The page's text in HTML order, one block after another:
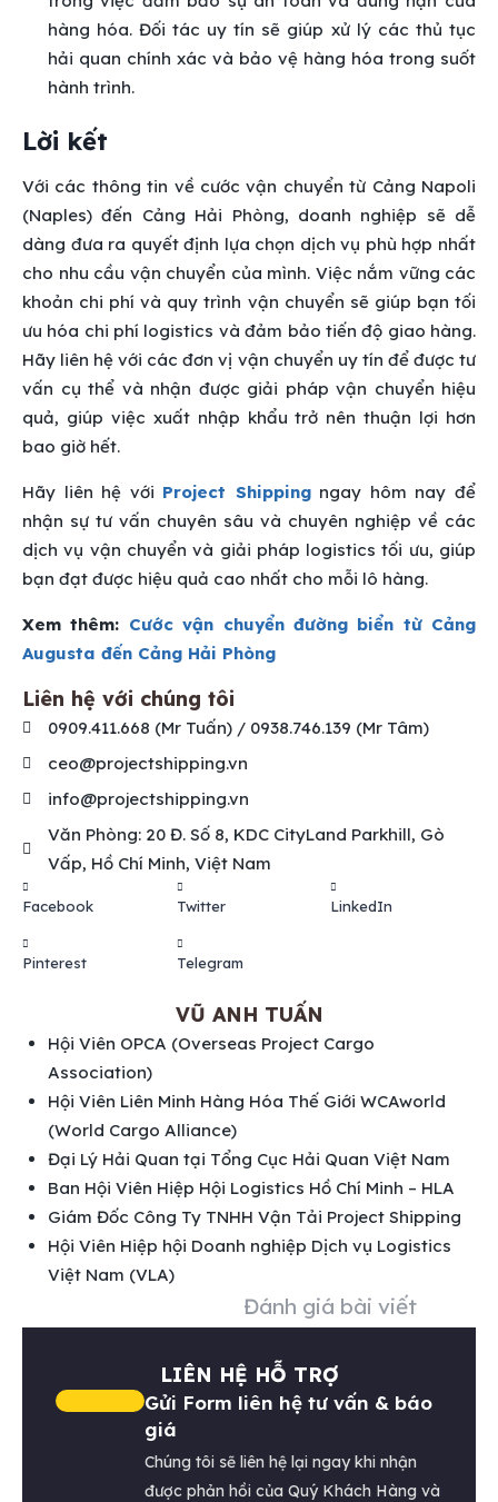
hàng hóa. Đối tác uy tín sẽ giúp xử lý các thủ tục
hải quan chính xác và bảo vệ hàng hóa trong suốt
hành trình.
Lời kết
Với các thông tin về cước vận chuyển từ Cảng Napoli
(Naples) đến Cảng Hải Phòng, doanh nghiệp sẽ dễ
dàng đưa ra quyết định lựa chọn dịch vụ phù hợp nhất
cho nhu cầu vận chuyển của mình. Việc nắm vững các
khoản chi phí và quy trình vận chuyển sẽ giúp bạn tối
ưu hóa chi phí logistics và đảm bảo tiến độ giao hàng.
Hãy liên hệ với các đơn vị vận chuyển uy tín để được tư
vấn cụ thể và nhận được giải pháp vận chuyển hiệu
quả, giúp việc xuất nhập khẩu trở nên thuận lợi hơn
bao giờ hết.
Hãy liên hệ với Project Shippingngay hôm nay để
nhận sự tư vấn chuyên sâu và chuyên nghiệp về các
dịch vụ vận chuyển và giải pháp logistics tối ưu, giúp
bạn đạt được hiệu quả cao nhất cho mỗi lô hàng.
Xem thêm: Cước vận chuyển đường biển từ Cảng
Augusta đến Cảng Hải Phòng
Liên hệ với chúng tôi
0909.411.668 (Mr Tuấn) / 0938.746.139 (Mr Tâm)
ceo@projectshipping.vn
info@projectshipping.vn
Văn Phòng: 20 Đ. Số 8, KDC CityLand Parkhill, Gò
Vấp, Hồ Chí Minh, Việt Nam
Facebook Twitter LinkedIn
Pinterest Telegram
VŨ ANH TUẤN
Hội Viên OPCA (Overseas Project Cargo
Association)
Hội Viên Liên Minh Hàng Hóa Thế Giới WCAworld
(World Cargo Alliance)
Đại Lý Hải Quan tại Tổng Cục Hải Quan Việt Nam
Ban Hội Viên Hiệp Hội Logistics Hồ Chí Minh – HLA
Giám Đốc Công Ty TNHH Vận Tải Project Shipping
Hội Viên Hiệp hội Doanh nghiệp Dịch vụ Logistics
Việt Nam (VLA)
Đánh giá bài viết
LIÊN HỆ HỖ TRỢ
Gửi Form liên hệ tư vấn & báo
giá
Chúng tôi sẽ liên hệ lại ngay khi nhận
được phản hồi của Quý Khách Hàng và